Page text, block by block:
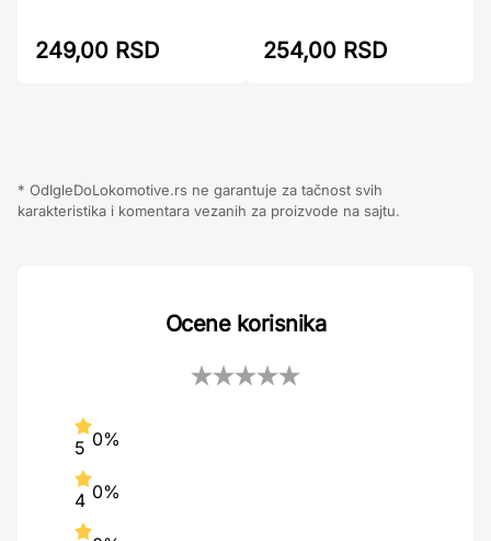
249,00 RSD 254,00 RSD
* OdIgleDoLokomotive.rs ne garantuje za tačnost svih
karakteristika i komentara vezanih za proizvode na sajtu.
Ocene korisnika
5 0%
4 0%